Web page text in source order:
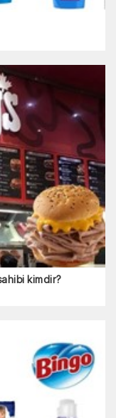
kimdir?